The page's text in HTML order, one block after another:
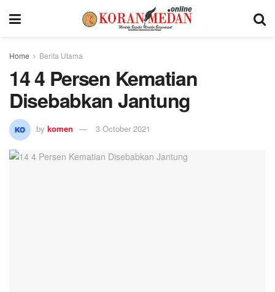
Home Berita Utama
14 4 Persen Kematian
Disebabkan Jantung
by komen 3 October 2021